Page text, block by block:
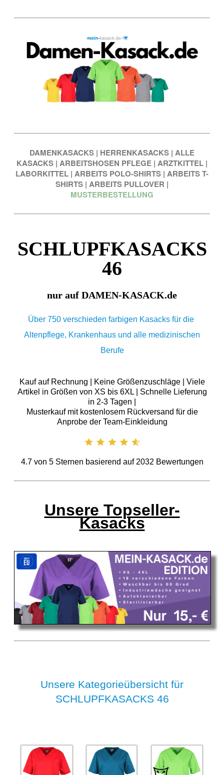
DAMENKASACKS | HERRENKASACKS | ALLE
KASACKS | ARBEITSHOSEN PFLEGE | ARZTKITTEL |
LABORKITTEL | ARBEITS POLO-SHIRTS | ARBEITS T-
SHIRTS | ARBEITS PULLOVER |
MUSTERBESTELLUNG
SCHLUPFKASACKS
46
nur auf DAMEN-KASACK.de
Über 750 verschieden farbigen Kasacks für die
Altenpflege, Krankenhaus und alle medizinischen
Berufe
Kauf auf Rechnung | Keine Größenzuschläge | Viele
Artikel in Größen von XS bis 6XL | Schnelle Lieferung
in 2-3 Tagen |
Musterkauf mit kostenlosem Rückversand für die
Anprobe der Team-Einkleidung
4.7von 5Sternen basierend auf 2032 Bewertungen
Unsere Topseller-
Kasacks
Unsere Kategorieübersicht für
SCHLUPFKASACKS 46